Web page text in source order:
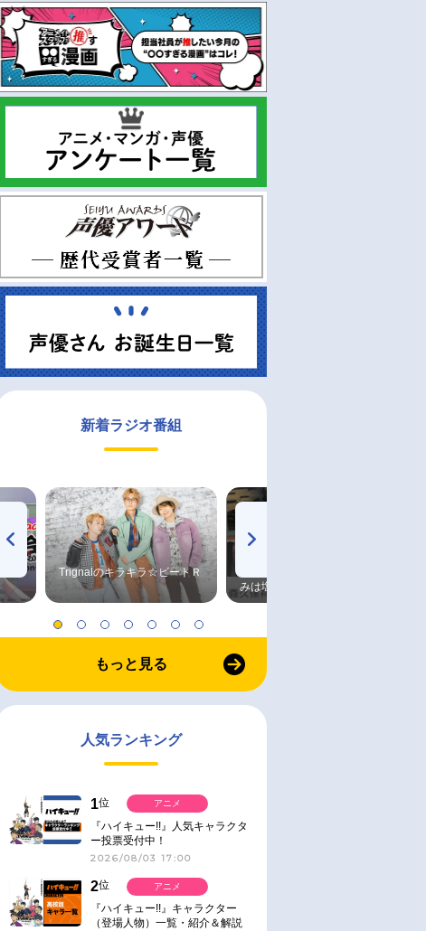
新着ラジオ番組
Trignalのキラキラ☆ビートＲ
みは塩だけ
もっと見る
人気ランキング
1位
『ハイキュー!!』人気キャラクタ
ー投票受付中！
2026/08/03 17:00
アニメ
2位
『ハイキュー!!』キャラクター
（登場人物）一覧・紹介＆解説
アニメ